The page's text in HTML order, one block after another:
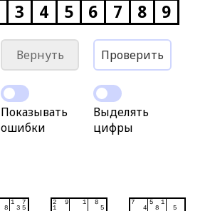
3 4 5 6 7 8 9
Вернуть Проверить
Показывать
ошибки
Выделять
цифры